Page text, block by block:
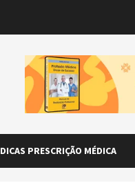
DICAS PRESCRIÇÃO MÉDICA